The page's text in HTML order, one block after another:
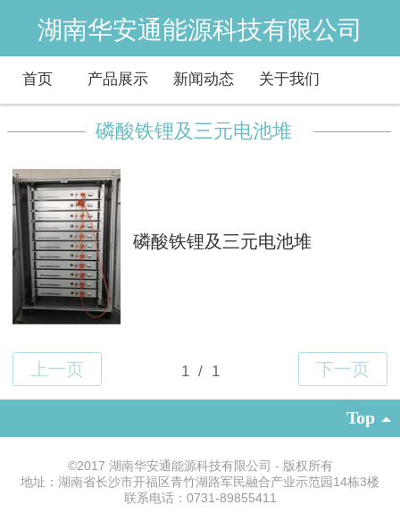
湖南华安通能源科技有限公司
首页 产品展示 新闻动态 关于我们
磷酸铁锂及三元电池堆
磷酸铁锂及三元电池堆
Top
©2017 湖南华安通能源科技有限公司 - 版权所有
地址：湖南省长沙市开福区青竹湖路军民融合产业示范园14栋3楼
联系电话：0731-89855411